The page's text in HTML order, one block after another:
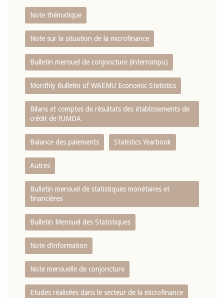
Note thématique
Note sur la situation de la microfinance
Bulletin mensuel de conjoncture (interrompu)
Monthly Bulletin of WAEMU Economic Statistics
Bilans et comptes de résultats des établissements de
crédit de l‘UMOA
Balance des paiements Statistics Yearbook
Autres
Bulletin mensuel de statistiques monétaires et
financières
Bulletin Mensuel des Statistiques
Note d’information
Note mensuelle de conjoncture
Etudes réalisées dans le secteur de la microfinance